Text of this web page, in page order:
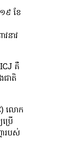
៩ ខែ
នាវ
គឺ
ជាតិ
លោក
រើ
របស់